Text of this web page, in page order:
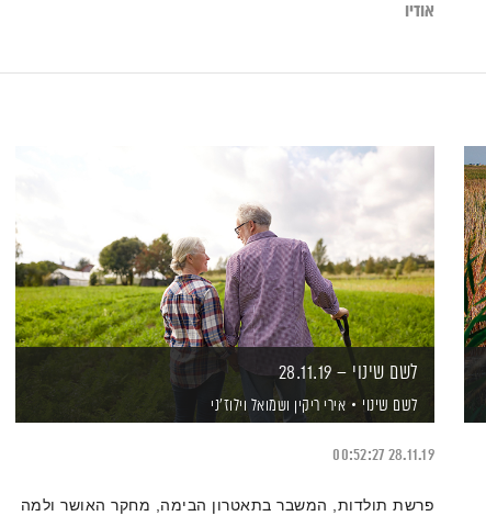
אודיו
לשם שינוי – 28.11.19
לשם שינוי אירי ריקין ושמואל וילוז'ני
28.11.19
00:52:27
פרשת תולדות, המשבר בתאטרון הבימה, מחקר האושר ולמה